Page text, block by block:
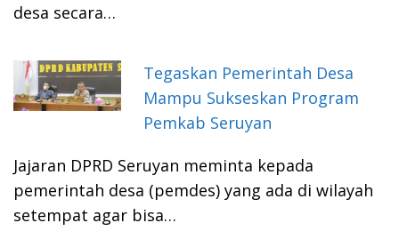
desa secara…
Tegaskan Pemerintah Desa
Mampu Sukseskan Program
Pemkab Seruyan
Jajaran DPRD Seruyan meminta kepada
pemerintah desa (pemdes) yang ada di wilayah
setempat agar bisa…